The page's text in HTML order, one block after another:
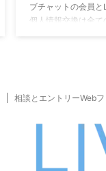
ブチャットの会員
個人情報交換は全て
相談とエントリーWeb